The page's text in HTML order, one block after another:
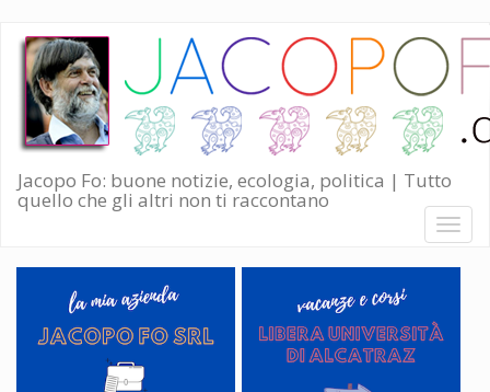
Salta
contenuto
principale
Jacopo Fo: buone notizie, ecologia, politica | Tutto
quello che gli altri non ti raccontano
Toggle